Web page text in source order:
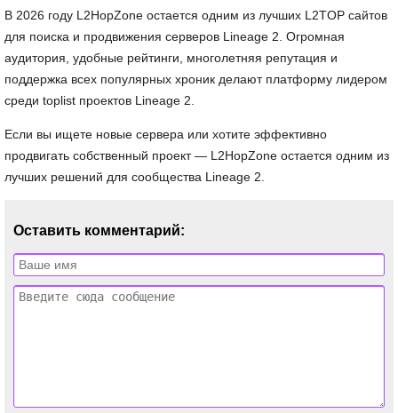
В 2026 году L2HopZone остается одним из лучших L2TOP сайтов
для поиска и продвижения серверов Lineage 2. Огромная
аудитория, удобные рейтинги, многолетняя репутация и
поддержка всех популярных хроник делают платформу лидером
среди toplist проектов Lineage 2.
Если вы ищете новые сервера или хотите эффективно
продвигать собственный проект — L2HopZone остается одним из
лучших решений для сообщества Lineage 2.
Оставить комментарий: